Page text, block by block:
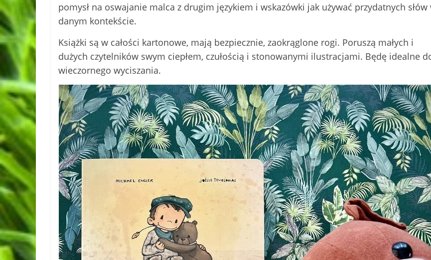
pomysł na oswajanie malca z drugim językiem i wskazówki jak używać przydatnych słów
danym kontekście.
Książki są w całości kartonowe, mają bezpiecznie, zaokrąglone rogi. Poruszą małych i
dużych czytelników swym ciepłem, czułością i stonowanymi ilustracjami. Będę idealne
wieczornego wyciszania.